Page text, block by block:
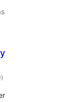
total
de
)